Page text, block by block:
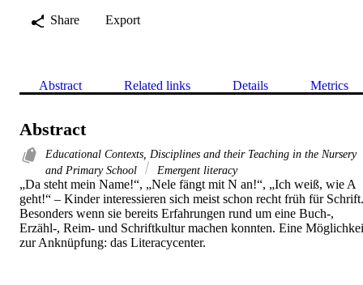
Share
Export
Abstract Related links Details Metrics
Abstract
Educational Contexts, Disciplines and their Teaching in the Nursery
and Primary School
Emergent literacy
„Da steht mein Name!“, „Nele fängt mit N an!“, „Ich weiß, wie A
geht!“ – Kinder interessieren sich meist schon recht früh für Schrift.
Besonders wenn sie bereits Erfahrungen rund um eine Buch-,
Erzähl-, Reim- und Schriftkultur machen konnten. Eine
zur Anknüpfung: das Literacycenter.